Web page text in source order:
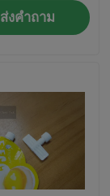
ส่งคำถาม